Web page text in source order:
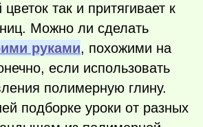
так и притягивает к
Можно ли сделать
руками, похожими на
если использовать
полимерную глину.
подборке уроки от разных